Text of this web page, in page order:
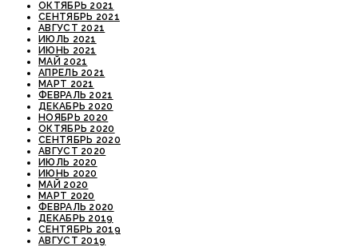
ОКТЯБРЬ 2021
СЕНТЯБРЬ 2021
АВГУСТ 2021
ИЮЛЬ 2021
ИЮНЬ 2021
МАЙ 2021
АПРЕЛЬ 2021
МАРТ 2021
ФЕВРАЛЬ 2021
ДЕКАБРЬ 2020
НОЯБРЬ 2020
ОКТЯБРЬ 2020
СЕНТЯБРЬ 2020
АВГУСТ 2020
ИЮЛЬ 2020
ИЮНЬ 2020
МАЙ 2020
МАРТ 2020
ФЕВРАЛЬ 2020
ДЕКАБРЬ 2019
СЕНТЯБРЬ 2019
АВГУСТ 2019